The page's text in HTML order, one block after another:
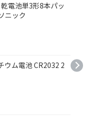
電池単3形8本パッ
ニック
ウム電池 CR2032 2